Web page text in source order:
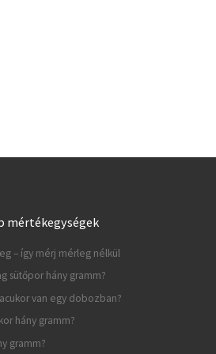
mértékegységek
– így mérj mérleg nélkül
sütőpor hány gramm?
van egy dobozban?
hány gramm?
gramm?